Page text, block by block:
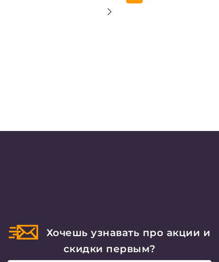
Хочешь узнавать про акции и
скидки первым?